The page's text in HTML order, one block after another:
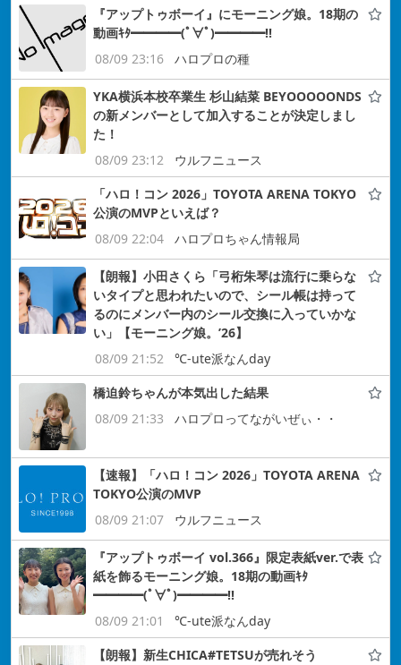
『アップトゥボーイ』にモーニング娘。18期の
動画ｷﾀ━━━━(ﾟ∀ﾟ)━━━━!!
08/09 23:16
ハロプロの種
YKA横浜本校卒業生 杉山結菜 BEYOOOOONDS
の新メンバーとして加入することが決定しまし
た！
08/09 23:12
ウルフニュース
「ハロ！コン 2026」TOYOTA ARENA TOKYO
公演のMVPといえば？
08/09 22:04
ハロプロちゃん情報局
【朗報】小田さくら「弓桁朱琴は流行に乗らな
いタイプと思われたいので、シール帳は持って
るのにメンバー内のシール交換に入っていかな
い」【モーニング娘。’26】
08/09 21:52
℃-ute派なんday
橋迫鈴ちゃんが本気出した結果
08/09 21:33
ハロプロってながいぜぃ・・
【速報】「ハロ！コン 2026」TOYOTA ARENA
TOKYO公演のMVP
08/09 21:07
ウルフニュース
『アップトゥボーイ vol.366』限定表紙ver.で表
紙を飾るモーニング娘。18期の動画ｷﾀ
━━━━(ﾟ∀ﾟ)━━━━!!
08/09 21:01
℃-ute派なんday
【朗報】新生CHICA#TETSUが売れそう